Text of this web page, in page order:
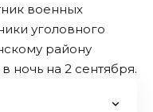
военных
уголовного
району
ночь на 2 сентября.